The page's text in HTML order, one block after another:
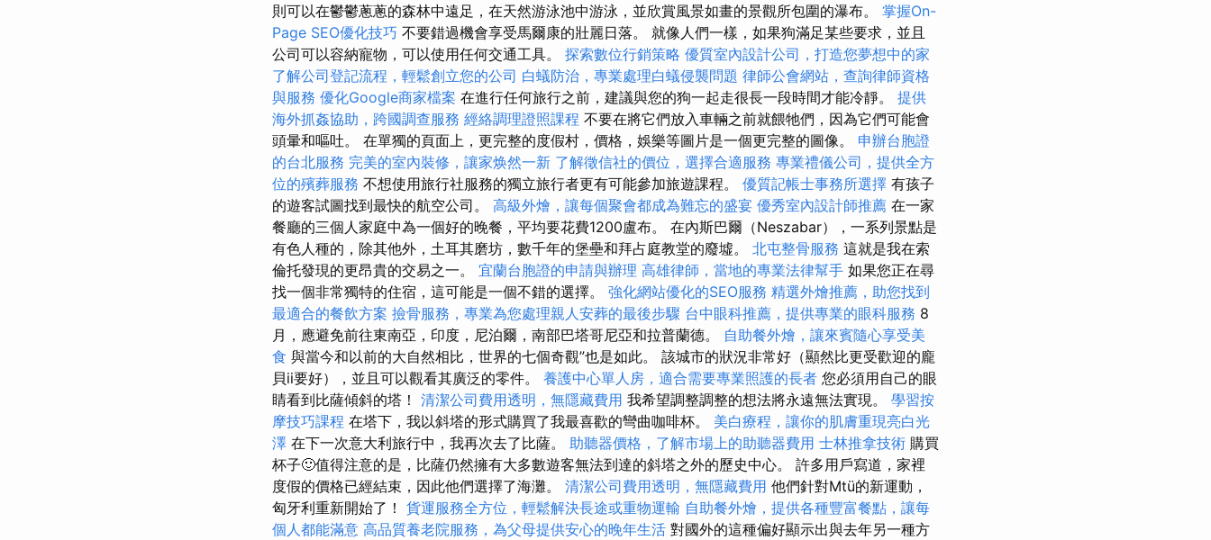
則可以在鬱鬱蔥蔥的森林中遠足，在天然游泳池中游泳，並欣賞風景如畫的景觀所包圍的瀑布。 掌握On-
Page SEO優化技巧 不要錯過機會享受馬爾康的壯麗日落。 就像人們一樣，如果狗滿足某些要求，並且
公司可以容納寵物，可以使用任何交通工具。 探索數位行銷策略 優質室內設計公司，打造您夢想中的家
了解公司登記流程，輕鬆創立您的公司 白蟻防治，專業處理白蟻侵襲問題 律師公會網站，查詢律師資格
與服務 優化Google商家檔案 在進行任何旅行之前，建議與您的狗一起走很長一段時間才能冷靜。 提供
海外抓姦協助，跨國調查服務 經絡調理證照課程 不要在將它們放入車輛之前就餵牠們，因為它們可能會
頭暈和嘔吐。 在單獨的頁面上，更完整的度假村，價格，娛樂等圖片是一個更完整的圖像。 申辦台胞證
的台北服務 完美的室內裝修，讓家焕然一新 了解徵信社的價位，選擇合適服務 專業禮儀公司，提供全方
位的殯葬服務 不想使用旅行社服務的獨立旅行者更有可能參加旅遊課程。 優質記帳士事務所選擇 有孩子
的遊客試圖找到最快的航空公司。 高級外燴，讓每個聚會都成為難忘的盛宴 優秀室內設計師推薦 在一家
餐廳的三個人家庭中為一個好的晚餐，平均要花費1200盧布。 在內斯巴爾（Neszabar），一系列景點是
有色人種的，除其他外，土耳其磨坊，數千年的堡壘和拜占庭教堂的廢墟。 北屯整骨服務 這就是我在索
倫托發現的更昂貴的交易之一。 宜蘭台胞證的申請與辦理 高雄律師，當地的專業法律幫手 如果您正在尋
找一個非常獨特的住宿，這可能是一個不錯的選擇。 強化網站優化的SEO服務 精選外燴推薦，助您找到
最適合的餐飲方案 撿骨服務，專業為您處理親人安葬的最後步驟 台中眼科推薦，提供專業的眼科服務 8
月，應避免前往東南亞，印度，尼泊爾，南部巴塔哥尼亞和拉普蘭德。 自助餐外燴，讓來賓隨心享受美
食 與當今和以前的大自然相比，世界的七個奇觀”也是如此。 該城市的狀況非常好（顯然比更受歡迎的龐
貝ii要好），並且可以觀看其廣泛的零件。 養護中心單人房，適合需要專業照護的長者 您必須用自己的眼
睛看到比薩傾斜的塔！ 清潔公司費用透明，無隱藏費用 我希望調整調整的想法將永遠無法實現。 學習按
摩技巧課程 在塔下，我以斜塔的形式購買了我最喜歡的彎曲咖啡杯。 美白療程，讓你的肌膚重現亮白光
澤 在下一次意大利旅行中，我再次去了比薩。 助聽器價格，了解市場上的助聽器費用 士林推拿技術 購買
杯子🙂值得注意的是，比薩仍然擁有大多數遊客無法到達的斜塔之外的歷史中心。 許多用戶寫道，家裡
度假的價格已經結束，因此他們選擇了海灘。 清潔公司費用透明，無隱藏費用 他們針對Mtü的新運動，
匈牙利重新開始了！ 貨運服務全方位，輕鬆解決長途或重物運輸 自助餐外燴，提供各種豐富餐點，讓每
個人都能滿意 高品質養老院服務，為父母提供安心的晚年生活 對國外的這種偏好顯示出與去年另一種方